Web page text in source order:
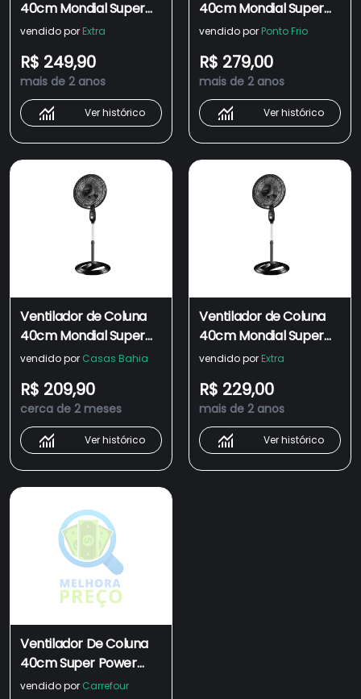
40cm Mondial Super
Power VSP40C 6 Pás 3
Preto/Prata
vendido por Extra
R$ 249,90
mais de 2 anos
Ver histórico
40cm Mondial Super
Power VSP40C 6 Pás 3
Preto/Prata
vendido por Ponto Frio
R$ 279,00
mais de 2 anos
Ver histórico
Ventilador de Coluna
40cm Mondial Super
Power VSP40C 6 Pás 3
Preto/Prata
vendido por Casas Bahia
R$ 209,90
cerca de 2 meses
Ver histórico
Ventilador de Coluna
40cm Mondial Super
Power VSP40C 6 Pás 3
Preto/Prata
vendido por Extra
R$ 229,00
mais de 2 anos
Ver histórico
Ventilador De Coluna
40cm Super Power
Vsp40c 6 Pás 3
vendido por Carrefour